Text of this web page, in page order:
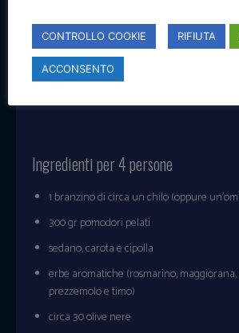
Branzino in Guazzetto leggero alla cacciatora
Ingredienti per 4 persone
1 branzino di circa un chilo (oppure
300 gr pomodori pelati
sedano, carota e cipolla
erbe aromatiche (rosmarino, maggiorana,
prezzemolo e timo)
circa 30 olive nere
CONTROLLO COOKIE RIFIUTA
ACCONSENTO